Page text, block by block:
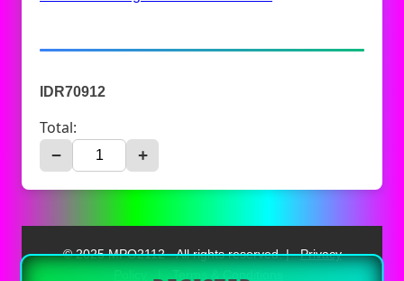
IDR70912
Total:
− +
© 2025 MPO2112 - All rights reserved. | Privacy
Policy
Terms & Conditions